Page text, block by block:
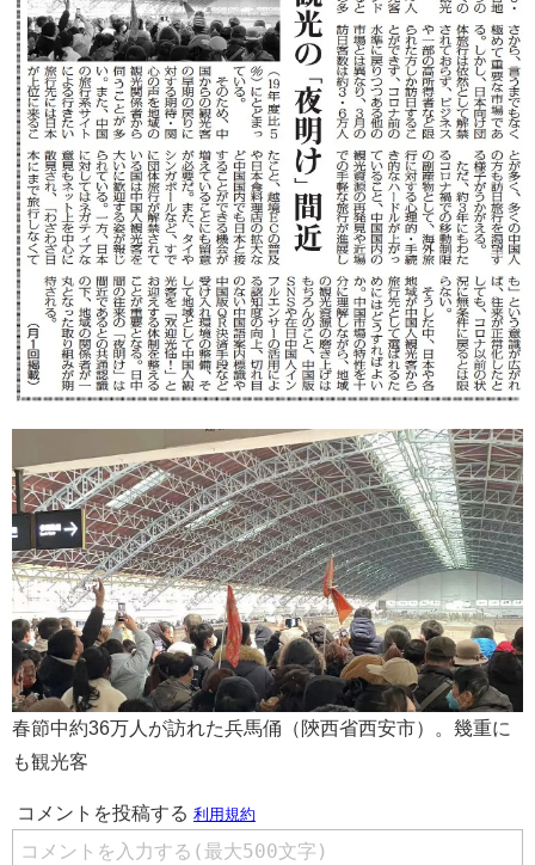
春節中約36万人が訪れた兵馬俑（陝西省西安市）。幾重に
も観光客